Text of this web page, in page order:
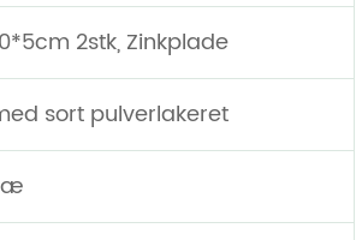
2stk, Zinkplade
sort pulverlakeret